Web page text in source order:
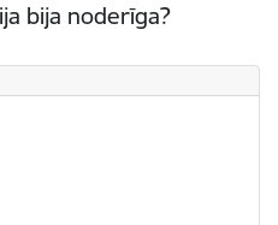
bija noderīga?